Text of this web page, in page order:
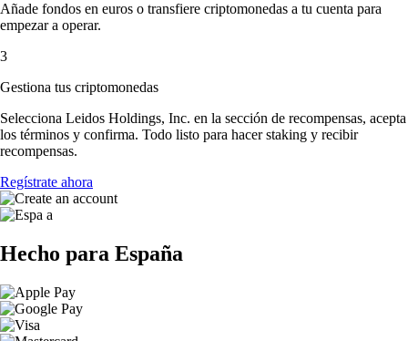
Añade fondos en euros o transfiere criptomonedas a tu cuenta para
empezar a operar.
3
Gestiona tus criptomonedas
Selecciona Leidos Holdings, Inc. en la sección de recompensas, acepta
los términos y confirma. Todo listo para hacer staking y recibir
recompensas.
Regístrate ahora
Hecho para España